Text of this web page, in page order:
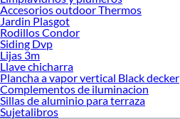
Accesorios outdoor Thermos
Jardin Plasgot
Rodillos Condor
Siding Dvp
Lijas 3m
Llave chicharra
Plancha a vapor vertical Black decker
Complementos de iluminacion
Sillas de aluminio para terraza
Sujetalibros